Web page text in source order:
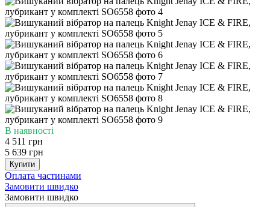
В наявності
4 511 грн
5 639 грн
Купити
Оплата частинами
Замовити швидко
Замовити швидко